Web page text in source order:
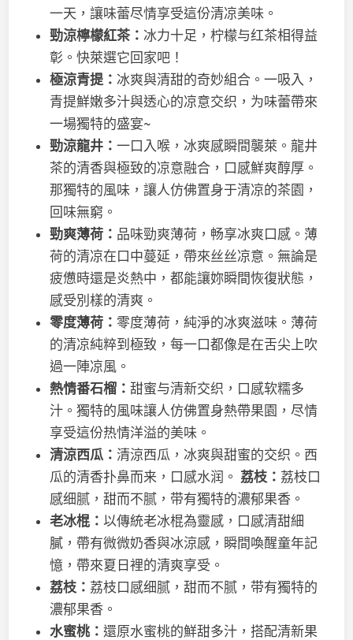
一天，讓味蕾尽情享受這份清凉美味。
勁涼檸檬紅茶： 冰力十足，柠檬与红茶相得益
彰。快萊選它回家吧！
極涼青提： 冰爽與清甜的奇妙組合。一吸入，
青提鮮嫩多汁與透心的凉意交织，为味蕾帶來
一場獨特的盛宴~
勁涼龍井：一口入喉，冰爽感瞬間襲萊。龍井
茶的清香與極致的凉意融合，口感鮮爽醇厚。
那獨特的風味，讓人仿佛置身于清凉的茶園，
回味無窮。
勁爽薄荷： 品味勁爽薄荷，畅享冰爽口感。薄
荷的清凉在口中蔓延，帶來丝丝凉意。無論是
疲憊時還是炎熱中，都能讓妳瞬間恢復狀態，
感受別樣的清爽。
零度薄荷： 零度薄荷，純淨的冰爽滋味。薄荷
的清凉純粹到極致，每一口都像是在舌尖上吹
過一陣凉風。
熱情番石榴：甜蜜与清新交织，口感软糯多
汁。獨特的風味讓人仿佛置身熱帶果園，尽情
享受這份热情洋溢的美味。
清涼西瓜：清涼西瓜，冰爽與甜蜜的交织。西
瓜的清香扑鼻而来，口感水润。 荔枝： 荔枝口
感细腻，甜而不腻，带有獨特的濃郁果香。
老冰棍：以傳統老冰棍為靈感，口感清甜細
膩，帶有微微奶香與冰涼感，瞬間喚醒童年記
憶，帶來夏日裡的清爽享受。
荔枝： 荔枝口感细腻，甜而不腻，带有獨特的
濃郁果香。
水蜜桃：還原水蜜桃的鮮甜多汁，搭配清新果